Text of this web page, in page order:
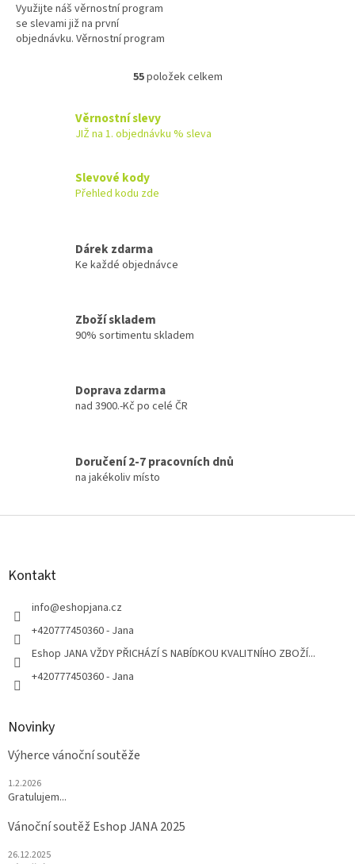
Využijte náš věrnostní program
se slevami již na první
objednávku. Věrnostní program
O
á
y
s
55položek celkem
Věrnostní slevy
JIŽ na 1. objednávku % sleva
Slevové kody
Přehled kodu zde
Dárek zdarma
Ke každé objednávce
Zboží skladem
90% sortimentu skladem
Doprava zdarma
nad 3900.-Kč po celé ČR
Doručení 2-7 pracovních dnů
na jakékoliv místo
Z
Kontakt
info@eshopjana.cz
+420777450360 - Jana
Eshop JANA VŽDY PŘICHÁZÍ S NABÍDKOU KVALITNÍHO ZBOŽÍ...
+420777450360 - Jana
Novinky
Výherce vánoční soutěže
1.2.2026
Gratulujem...
Vánoční soutěž Eshop JANA 2025
26.12.2025